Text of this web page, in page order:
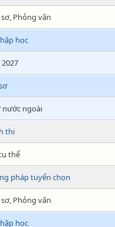
Phỏng vấn
học
nước ngoài
thi
thể
pháp tuyển chọn
Phỏng vấn
học